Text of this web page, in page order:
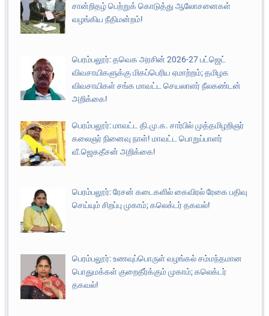
சான்றிதழ் பெற்றுக் கொடுத்து ஆலோசனைகள்
வழங்கிய நீதிமன்றம்!
பெரம்பலூர்: தவெக அரசின் 2026-27 பட்ஜெட்
விவசாயிகளுக்கு மிகப்பெரிய ஏமாற்றம்; தமிழக
விவசாயிகள் சங்க மாவட்ட செயலாளர் நீலகண்டன்
அறிக்கை!
பெரம்பலூர்: மாவட்ட தி.மு.க. சார்பில் முத்தமிழறிஞர்
கலைஞர் நினைவு நாள்! மாவட்ட பொறுப்பாளர்
வீ.ஜெகதீசன் அறிக்கை!
பெரம்பலூர்: ரேசன் கடைகளில் கைவிரல் ரேகை பதிவு
செய்யும் சிறப்பு முகாம்; கலெக்டர் தகவல்!
பெரம்பலூர்: உணவுப்பொருள் வழங்கல் சம்மந்தமான
பொதுமக்கள் குறைதீர்க்கும் முகாம்; கலெக்டர்
தகவல்!